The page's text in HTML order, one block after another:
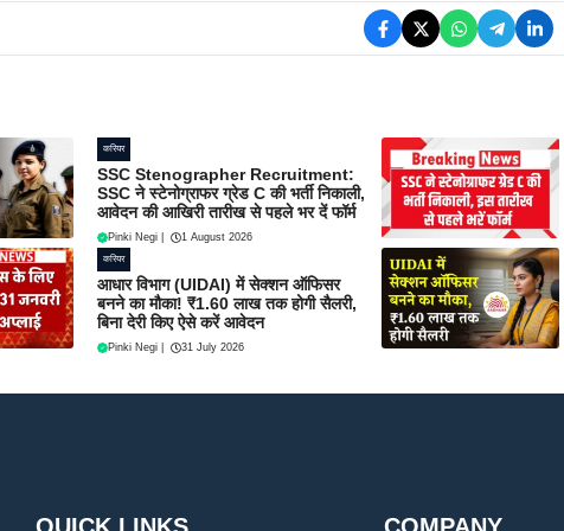
करियर
SSC Stenographer Recruitment:
SSC ने स्टेनोग्राफर ग्रेड C की भर्ती निकाली,
आवेदन की आखिरी तारीख से पहले भर दें फॉर्म
Pinki Negi 1 August 2026
करियर
आधार विभाग (UIDAI) में सेक्शन ऑफिसर
बनने का मौका! ₹1.60 लाख तक होगी सैलरी,
बिना देरी किए ऐसे करें आवेदन
Pinki Negi 31 July 2026